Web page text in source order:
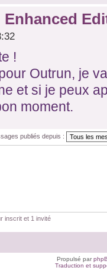
!
Outrun, je
et si je peux
moment.
publiés depuis :
inscrit et 1 invité
Propulsé par
Traduction et